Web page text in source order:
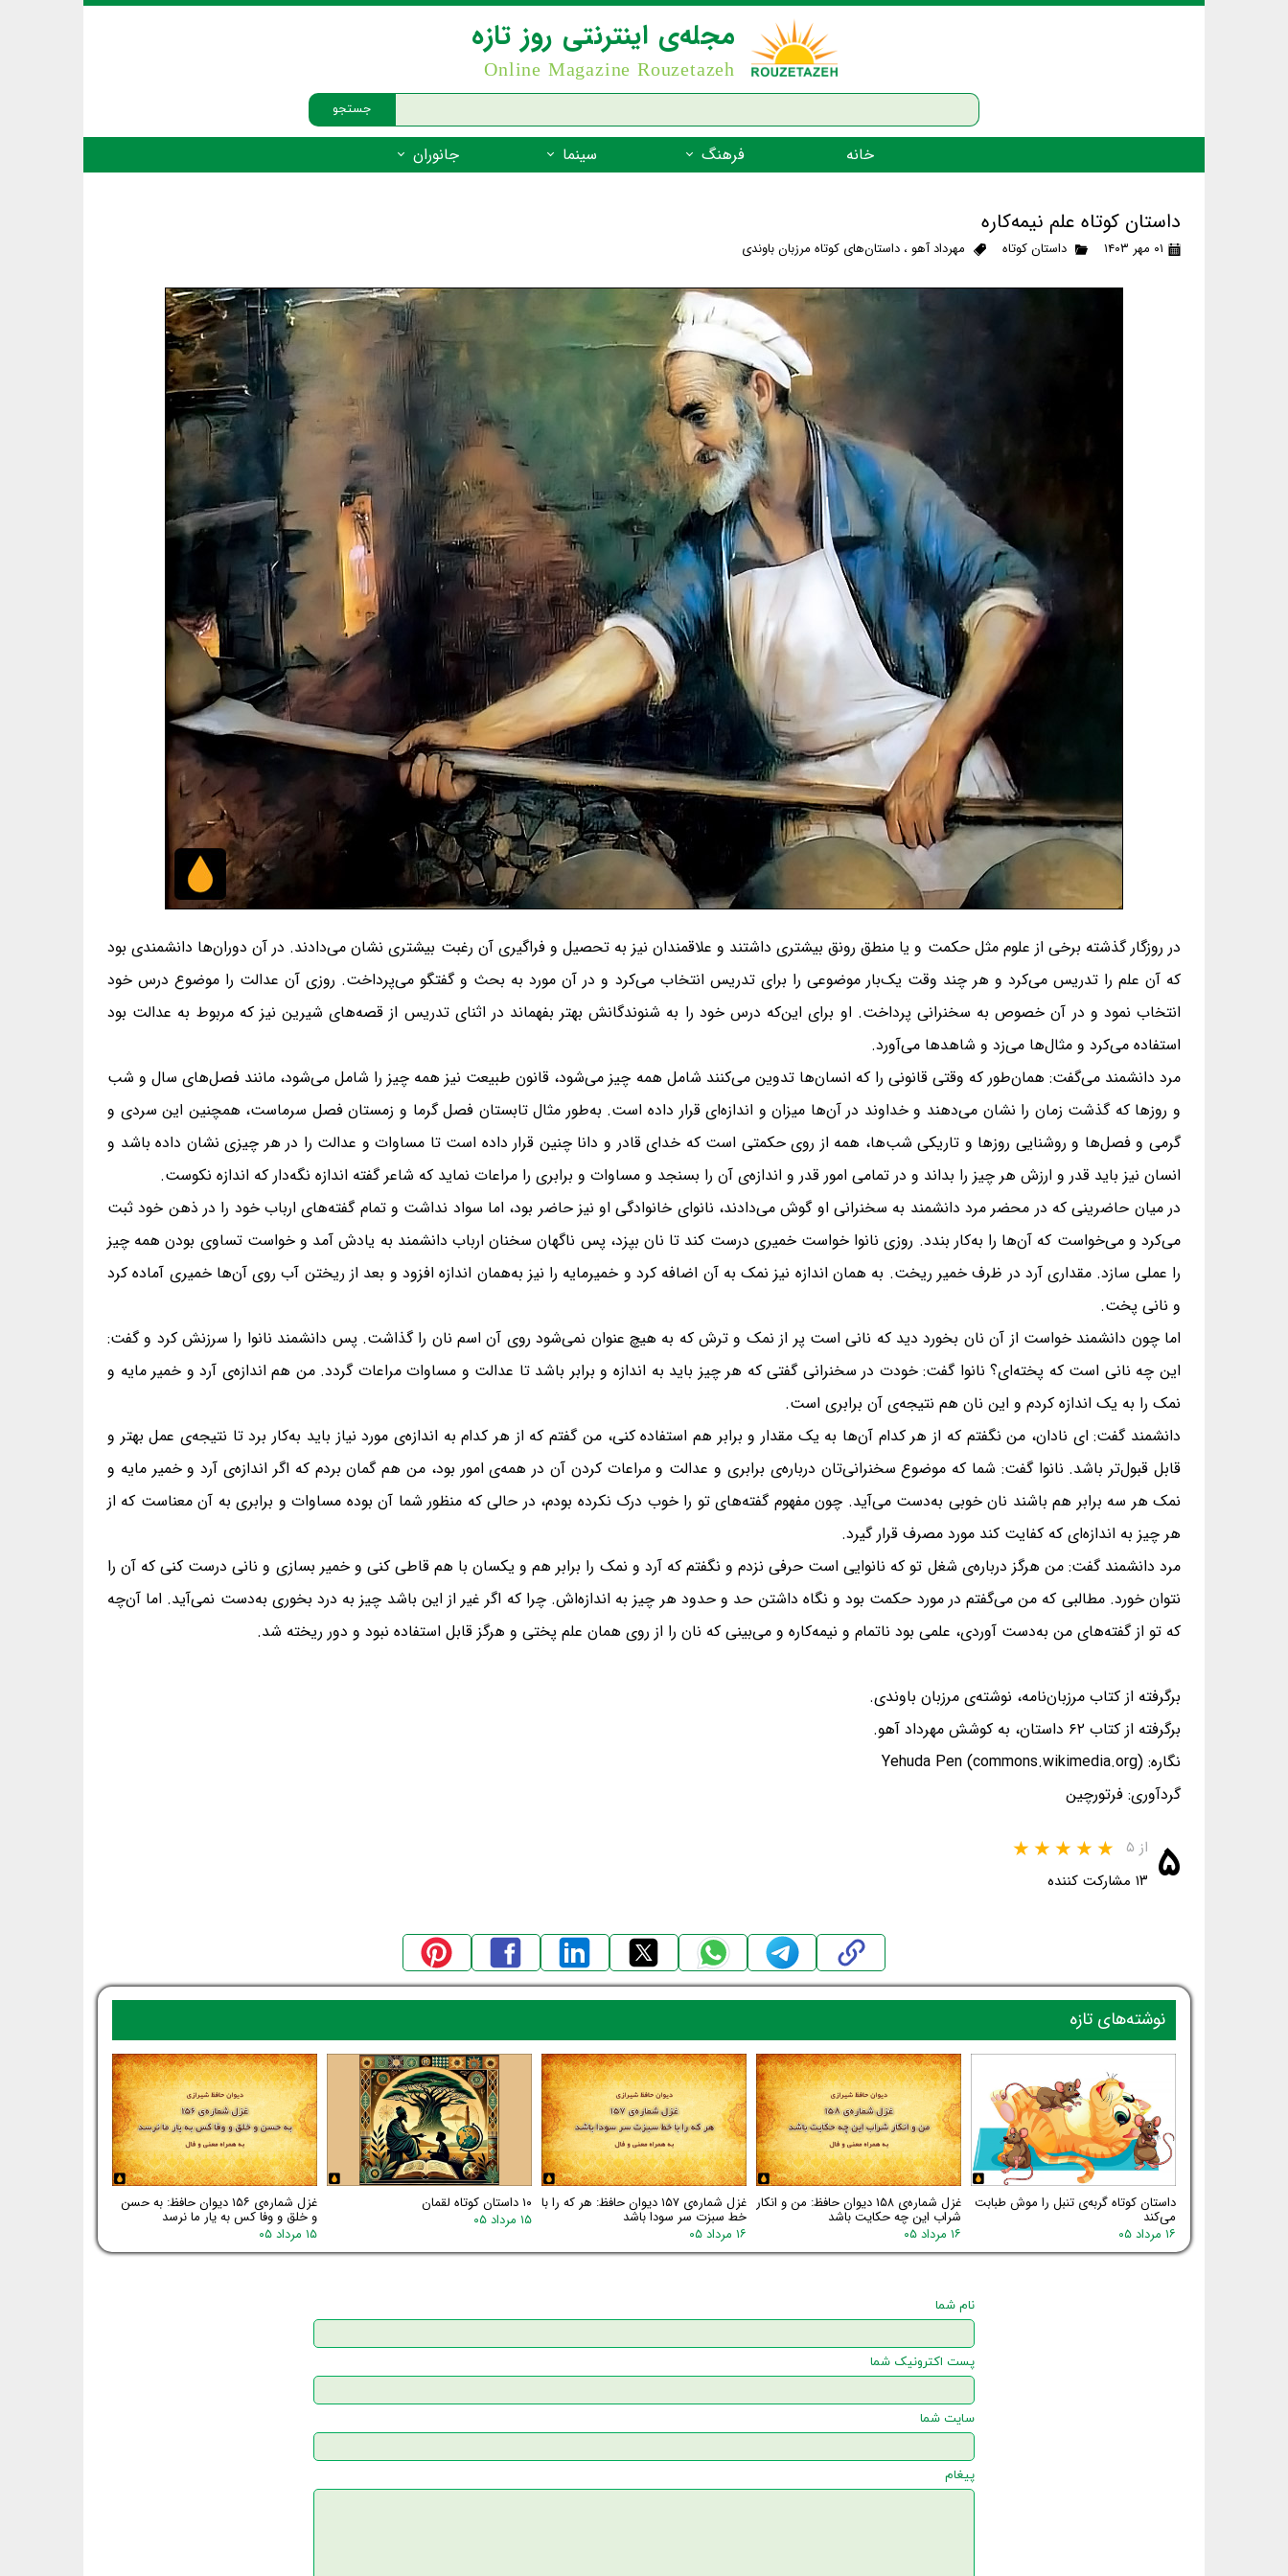
جستجو
مجله‌ی اینترنتی روز تازه
Online Magazine Rouzetazeh
خانه فرهنگ
ضرب المثل
شعر فارسی
زندگینامه‌ی بزرگان
گفتاورد
سینما جانوران
جانوران مهره‌دار - دوزیستان
جانوران مهره‌دار - ماهیان
جانوران مهره‌دار - فهرست‌ها
داستان کوتاه علم نیمه‌کاره
۰۱ مهر ۱۴۰۳ داستان کوتاه مهرداد آهو ، داستان‌های کوتاه مرزبان باوندی
در روزگار گذشته برخی از علوم مثل حکمت و یا منطق رونق بیشتری داشتند و علاقمندان نیز به تحصیل و فراگیری آن رغبت بیشتری نشان می‌دادند. در آن دوران‌ها دانشمندی بود
که آن علم را تدریس می‌کرد و هر چند وقت یک‌بار موضوعی را برای تدریس انتخاب می‌کرد و در آن مورد به بحث و گفتگو می‌پرداخت. روزی آن عدالت را موضوع درس خود
انتخاب نمود و در آن خصوص به سخنرانی پرداخت. او برای این‌که درس خود را به شنوندگانش بهتر بفهماند در اثنای تدریس از قصه‌های شیرین نیز که مربوط به عدالت بود
استفاده می‌کرد و مثال‌ها می‌زد و شاهدها می‌آورد.
مرد دانشمند می‌گفت: همان‌طور که وقتی قانونی را که انسان‌ها تدوین می‌کنند شامل همه چیز می‌شود، قانون طبیعت نیز همه چیز را شامل می‌شود، مانند فصل‌های سال و شب
و روزها که گذشت زمان را نشان می‌دهند و خداوند در آن‌ها میزان و اندازه‌ای قرار داده است. به‌طور مثال تابستان فصل گرما و زمستان فصل سرماست، همچنین این سردی و
گرمی و فصل‌ها و روشنایی روزها و تاریکی شب‌ها، همه از روی حکمتی است که خدای قادر و دانا چنین قرار داده است تا مساوات و عدالت را در هر چیزی نشان داده باشد و
انسان نیز باید قدر و ارزش هر چیز را بداند و در تمامی امور قدر و اندازه‌ی آن را بسنجد و مساوات و برابری را مراعات نماید که شاعر گفته اندازه نگه‌دار که اندازه نکوست.
در میان حاضرینی که در محضر مرد دانشمند به سخنرانی او گوش می‌دادند، نانوای خانوادگی او نیز حاضر بود، اما سواد نداشت و تمام گفته‌های ارباب خود را در ذهن خود ثبت
می‌کرد و می‌خواست که آن‌ها را به‌کار بندد. روزی نانوا خواست خمیری درست کند تا نان بپزد، پس ناگهان سخنان ارباب دانشمند به یادش آمد و خواست تساوی بودن همه چیز
را عملی سازد. مقداری آرد در ظرف خمیر ریخت. به همان اندازه نیز نمک به آن اضافه کرد و خمیرمایه را نیز به‌همان اندازه افزود و بعد از ریختن آب روی آن‌ها خمیری آماده کرد
و نانی پخت.
اما چون دانشمند خواست از آن نان بخورد دید که نانی است پر از نمک و ترش که به هیچ عنوان نمی‌شود روی آن اسم نان را گذاشت. پس دانشمند نانوا را سرزنش کرد و گفت:
این چه نانی است که پخته‌ای؟ نانوا گفت: خودت در سخنرانی گفتی که هر چیز باید به اندازه و برابر باشد تا عدالت و مساوات مراعات گردد. من هم اندازه‌ی آرد و خمیر مایه و
نمک را به یک اندازه کردم و این نان هم نتیجه‌ی آن برابری است.
دانشمند گفت: ای نادان، من نگفتم که از هر کدام آن‌ها به یک مقدار و برابر هم استفاده کنی، من گفتم که از هر کدام به اندازه‌ی مورد نیاز باید به‌کار برد تا نتیجه‌ی عمل بهتر و
قابل قبول‌تر باشد. نانوا گفت: شما که موضوع سخنرانی‌تان درباره‌ی برابری و عدالت و مراعات کردن آن در همه‌ی امور بود، من هم گمان بردم که اگر اندازه‌ی آرد و خمیر مایه و
نمک هر سه برابر هم باشند نان خوبی به‌دست می‌آید. چون مفهوم گفته‌های تو را خوب درک نکرده بودم، در حالی که منظور شما آن بوده مساوات و برابری به آن معناست که از
هر چیز به اندازه‌ای که کفایت کند مورد مصرف قرار گیرد.
مرد دانشمند گفت: من هرگز درباره‌ی شغل تو که نانوایی است حرفی نزدم و نگفتم که آرد و نمک را برابر هم و یکسان با هم قاطی کنی و خمیر بسازی و نانی درست کنی که آن را
نتوان خورد. مطالبی که من می‌گفتم در مورد حکمت بود و نگاه داشتن حد و حدود هر چیز به اندازه‌اش. چرا که اگر غیر از این باشد چیز به درد بخوری به‌دست نمی‌آید. اما آن‌چه
که تو از گفته‌های من به‌دست آوردی، علمی بود ناتمام و نیمه‌کاره و می‌بینی که نان را از روی همان علم پختی و هرگز قابل استفاده نبود و دور ریخته شد.
برگرفته از کتاب مرزبان‌نامه، نوشته‌ی مرزبان باوندی.
برگرفته از کتاب ۶۲ داستان، به کوشش مهرداد آهو.
نگاره: Yehuda Pen (commons.wikimedia.org)
گردآوری: فرتورچین
۵ از ۵
۱۳ مشارکت کننده
داستان کوتاه گربه‌ی تنبل را موش طبابت
می‌کند
۱۶ مرداد ۰۵
غزل شماره‌ی ۱۵۸ دیوان حافظ: من و انکار
شراب این چه حکایت باشد
۱۶ مرداد ۰۵
غزل شماره‌ی ۱۵۷ دیوان حافظ: هر که را با
خط سبزت سر سودا باشد
۱۶ مرداد ۰۵
۱۰ داستان کوتاه لقمان
۱۵ مرداد ۰۵
غزل شماره‌ی ۱۵۶ دیوان حافظ: به حسن
و خلق و وفا کس به یار ما نرسد
۱۵ مرداد ۰۵
نوشته‌های تازه
نام شما
پست اکترونیک شما
سایت شما
پیغام